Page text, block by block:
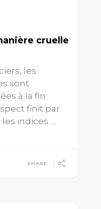
cruelle
les
sont
à la fin
finit par
indices …
SHARE